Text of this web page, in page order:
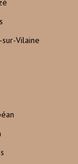
Vilaine